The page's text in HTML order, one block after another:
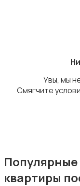
Аренда гаражей и
Увы, мы
Смягчите
квартиры